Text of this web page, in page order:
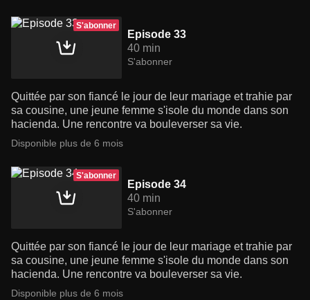
S'abonner
Episode 33
40 min
S'abonner
Quittée par son fiancé le jour de leur mariage et trahie par
sa cousine, une jeune femme s'isole du monde dans son
hacienda. Une rencontre va bouleverser sa vie.
Disponible plus de 6 mois
S'abonner
Episode 34
40 min
S'abonner
Quittée par son fiancé le jour de leur mariage et trahie par
sa cousine, une jeune femme s'isole du monde dans son
hacienda. Une rencontre va bouleverser sa vie.
Disponible plus de 6 mois